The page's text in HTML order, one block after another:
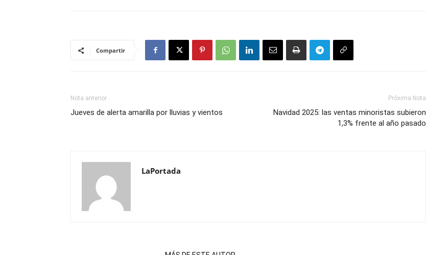
Compartir
Nota anterior
Jueves de alerta amarilla por lluvias y vientos
Próxima Nota
Navidad 2025: las ventas minoristas subieron
1,3% frente al año pasado
LaPortada